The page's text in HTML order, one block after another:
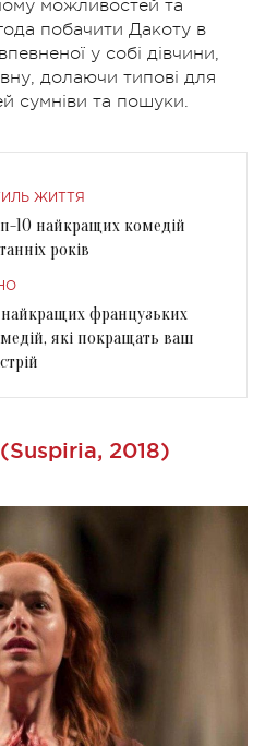
можливостей та
побачити Дакоту в
у собі дівчини,
долаючи типові для
сумніви та пошуки.
ЖИТТЯ
10 найкращих комедій
років
найкращих французьких
які покращать ваш
(Suspiria, 2018)